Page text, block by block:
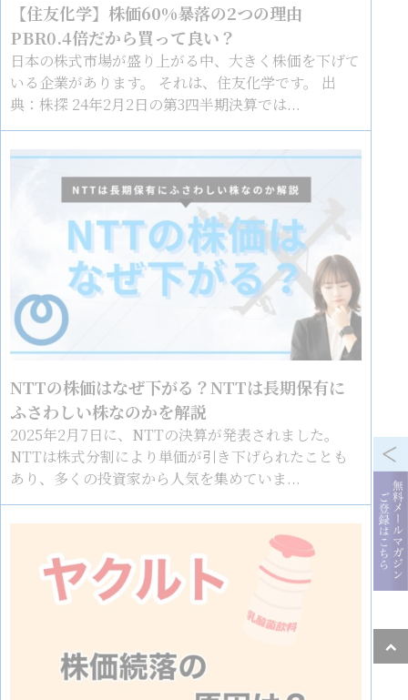
【住友化学】株価60%暴落の2つの理由
PBR0.4倍だから買って良い？
日本の株式市場が盛り上がる中、大きく株価を下げて
いる企業があります。 それは、住友化学です。 出
典：株探 24年2月2日の第3四半期決算では...
NTTの株価はなぜ下がる？NTTは長期保有に
ふさわしい株なのかを解説
2025年2月7日に、NTTの決算が発表されました。
NTTは株式分割により単価が引き下げられたことも
あり、多くの投資家から人気を集めていま...